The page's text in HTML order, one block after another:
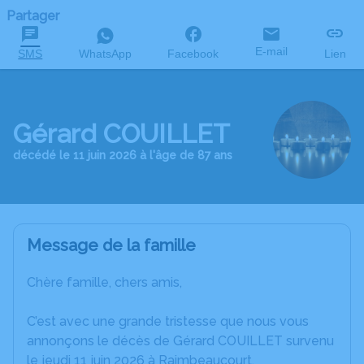
Partager
SMS WhatsApp Facebook E-mail Lien
Gérard COUILLET
décédé le 11 juin 2026 à l'âge de 87 ans
Message de la famille
Chère famille, chers amis,
C’est avec une grande tristesse que nous vous
annonçons le décès de Gérard COUILLET survenu
le jeudi 11 juin 2026 à Raimbeaucourt.